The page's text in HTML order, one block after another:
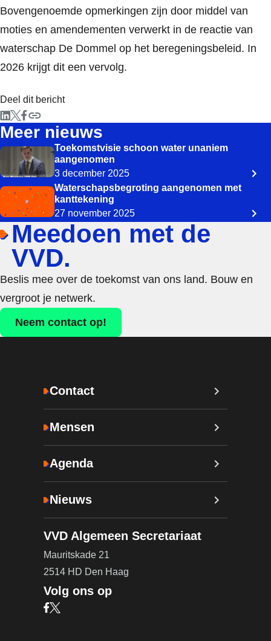
Bovengenoemde opmerkingen zijn door middel van
moties en amendementen verwerkt in de reactie van
waterschap De Dommel op het beregeningsbeleid. In
2026 krijgt dit een vervolg.
Deel dit bericht
Meer nieuws
Toekomstvisie schoon water unaniem
aangenomen
3 december 2025
Waterschapsbegroting aangenomen met
kanttekening
27 november 2025
Meedoen met de
VVD.
Beslis mee over de toekomst van ons land. Bouw en
vergroot je netwerk.
Neem contact op!
Contact
Mensen
Agenda
Nieuws
VVD Algemeen Secretariaat
Mauritskade 21
2514 HD Den Haag
Volg ons op
Bezoek onze Facebook pagina (opent in nieuw
Bezoek onze X pagina (opent in nieuw tabblad)